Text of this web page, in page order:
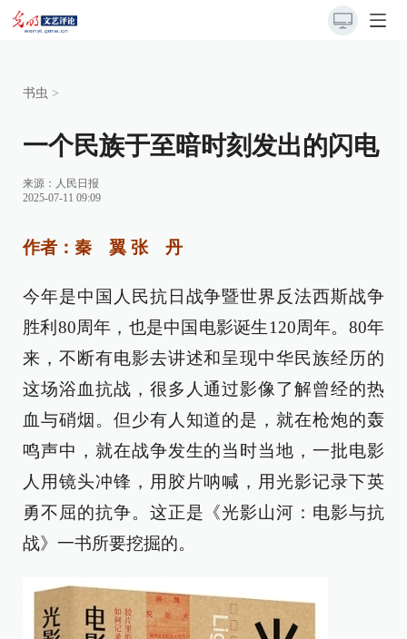
书虫 >
一个民族于至暗时刻发出的闪电
来源： 人民日报
2025-07-11 09:09
作者：秦 翼 张 丹
今年是中国人民抗日战争暨世界反法西斯战争
胜利80周年，也是中国电影诞生120周年。80年
来，不断有电影去讲述和呈现中华民族经历的
这场浴血抗战，很多人通过影像了解曾经的热
血与硝烟。但少有人知道的是，就在枪炮的轰
鸣声中，就在战争发生的当时当地，一批电影
人用镜头冲锋，用胶片呐喊，用光影记录下英
勇不屈的抗争。这正是《光影山河：电影与抗
战》一书所要挖掘的。